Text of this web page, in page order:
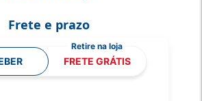
Frete e prazo
FRETE GRÁTIS